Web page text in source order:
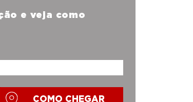
e veja como
COMO CHEGAR